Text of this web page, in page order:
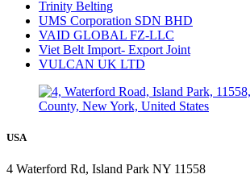
Trinity Belting
UMS Corporation SDN BHD
VAID GLOBAL FZ-LLC
Viet Belt Import- Export Joint
VULCAN UK LTD
USA
4 Waterford Rd, Island Park NY 11558